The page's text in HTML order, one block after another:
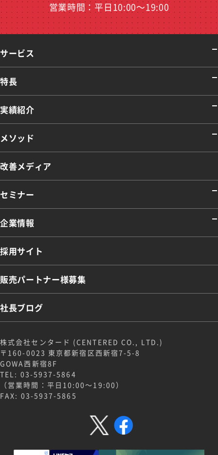
営業時間：平日10:00～19:00
サービス
特長
実績紹介
メソッド
改善メディア
セミナー
企業情報
採用サイト
販売パートナー様募集
社長ブログ
株式会社センタード (CENTERED CO., LTD.)
〒160-0023 東京都新宿区西新宿7-5-8
GOWA西新宿8F
TEL: 03-5937-5864
（営業時間：平日10:00～19:00）
FAX: 03-5937-5865